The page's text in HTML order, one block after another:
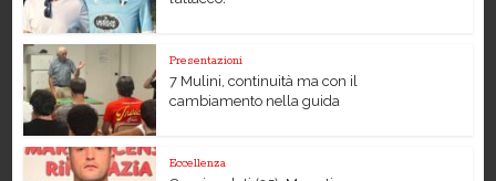
Presentazioni
7 Mulini, continuità ma con il
cambiamento nella guida
Eccellenza